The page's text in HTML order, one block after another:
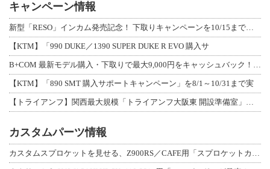
キャンペーン情報
新型「RESO」インカム発売記念！ 下取りキャンペーンを10/15まで延長して開
【KTM】「990 DUKE／1390 SUPER DUKE R EVO 購入サ
B+COM 最新モデル購入・下取りで最大9,000円をキャッシュバック！「B+F
【KTM】「890 SMT 購入サポートキャンペーン」を8/1～10/31まで実
【トライアンフ】関西最大規模「トライアンフ大阪東 開設準備室」がオープン！ 限定
カスタムパーツ情報
カスタムスプロケットを見せる、Z900RS／CAFE用「スプロケットカバーフルキ